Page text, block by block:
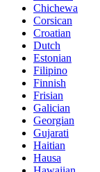
Chichewa
Corsican
Croatian
Dutch
Estonian
Filipino
Finnish
Frisian
Galician
Georgian
Gujarati
Haitian
Hausa